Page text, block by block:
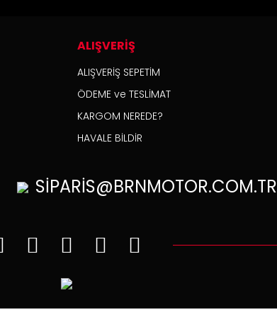
ALIŞVERİŞ
ALIŞVERİŞ SEPETİM
ÖDEME ve TESLİMAT
KARGOM NEREDE?
HAVALE BİLDİR
SİPARİS@BRNMOTOR.COM.TR